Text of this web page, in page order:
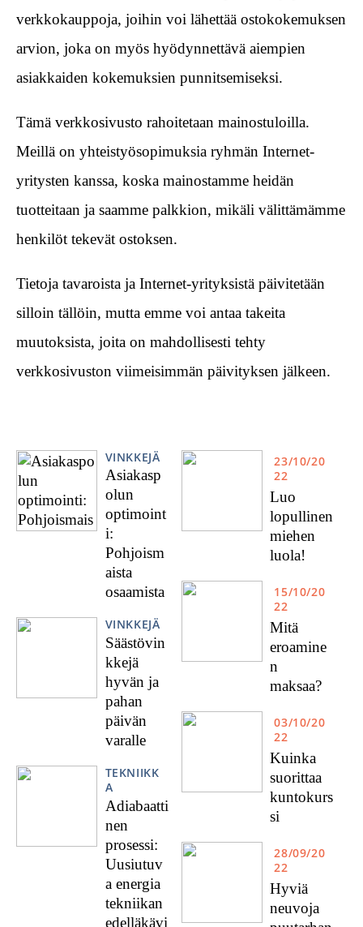
verkkokauppoja, joihin voi lähettää ostokokemuksen
arvion, joka on myös hyödynnettävä aiempien
asiakkaiden kokemuksien punnitsemiseksi.
Tämä verkkosivusto rahoitetaan mainostuloilla.
Meillä on yhteistyösopimuksia ryhmän Internet-
yritysten kanssa, koska mainostamme heidän
tuotteitaan ja saamme palkkion, mikäli välittämämme
henkilöt tekevät ostoksen.
Tietoja tavaroista ja Internet-yrityksistä päivitetään
silloin tällöin, mutta emme voi antaa takeita
muutoksista, joita on mahdollisesti tehty
verkkosivuston viimeisimmän päivityksen jälkeen.
VINKKEJÄ
Asiakasp
olun
optimoint
i:
Pohjoism
aista
osaamista
VINKKEJÄ
Säästövin
kkejä
hyvän ja
pahan
päivän
varalle
TEKNIIKK
A
Adiabaatti
nen
prosessi:
Uusiutuv
a energia
tekniikan
edelläkävi
23/10/20
22
Luo
lopullinen
miehen
luola!
15/10/20
22
Mitä
eroamine
n
maksaa?
03/10/20
22
Kuinka
suorittaa
kuntokurs
si
28/09/20
22
Hyviä
neuvoja